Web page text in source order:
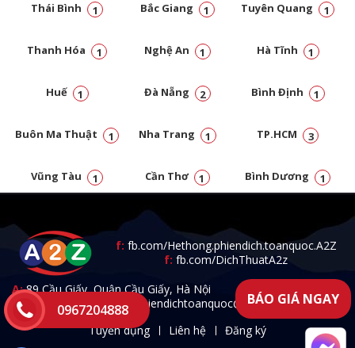
Thái Bình 1 Bắc Giang 1 Tuyên Quang 1
Thanh Hóa 1 Nghệ An 1 Hà Tĩnh 1
Huế 1 Đà Nẵng 2 Bình Định 1
Buôn Ma Thuật 1 Nha Trang 1 TP.HCM 3
Vũng Tàu 1 Cần Thơ 1 Bình Dương 1
f: fb.com/Hethong.phiendich.toanquoc.A2Z
f: fb.com/DichThuatA2z
A:89 Cầu Giấy, Quận Cầu Giấy, Hà Nội
T: 0967.204.888 -E:a2zphiendichtoanquoc@gmail.com
Tuyển dụng
Liên hệ
Đăng ký
0967204888
BÁO GIÁ NGAY